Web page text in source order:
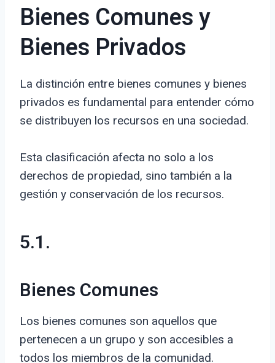
Bienes Comunes y
Bienes Privados
La distinción entre bienes comunes y bienes
privados es fundamental para entender cómo
se distribuyen los recursos en una sociedad.
Esta clasificación afecta no solo a los
derechos de propiedad, sino también a la
gestión y conservación de los recursos.
5.1.
Bienes Comunes
Los bienes comunes son aquellos que
pertenecen a un grupo y son accesibles a
todos los miembros de la comunidad.